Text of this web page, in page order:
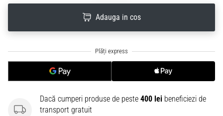
Adauga in cos
Dacă cumperi produse de peste 400 lei beneficiezi de
transport gratuit